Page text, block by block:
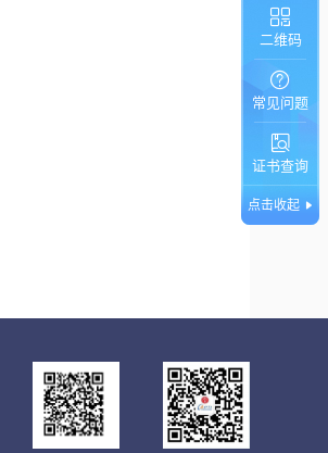
二维码
常见问题
证书查询
点击收起